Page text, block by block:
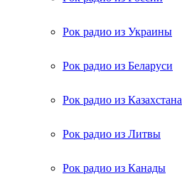
Рок радио из Украины
Рок радио из Беларуси
Рок радио из Казахстана
Рок радио из Литвы
Рок радио из Канады